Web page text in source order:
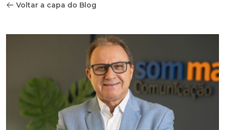
Voltar a capa do Blog